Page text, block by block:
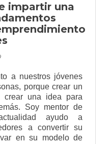
impartir una
a nuestros jóvenes
porque crear un
crear una idea para
Soy mentor de
ayudo a
a convertir su
en su modelo de